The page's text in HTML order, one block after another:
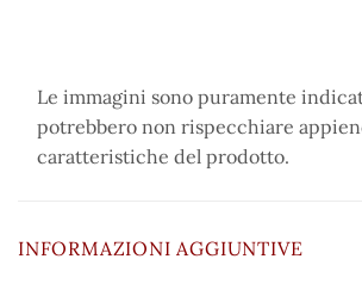
Le immagini sono puramente
potrebbero non rispecchiare
caratteristiche del prodotto.
INFORMAZIONI AGGIUNTIVE